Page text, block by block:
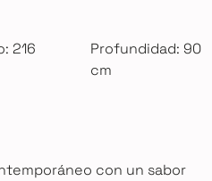
216
Profundidad: 90
cm
con un sabor